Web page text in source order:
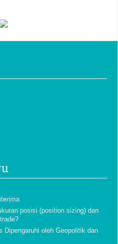
posisi (position sizing) dan
Dipengaruhi oleh Geopolitik dan